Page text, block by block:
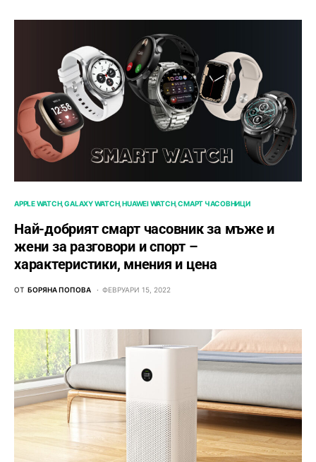
APPLE WATCH GALAXY WATCH HUAWEI WATCH СМАРТ ЧАСОВНИЦИ
Най-добрият смарт часовник за мъже и
жени за разговори и спорт –
характеристики, мнения и цена
ОТ БОРЯНА ПОПОВА ФЕВРУАРИ 15, 2022